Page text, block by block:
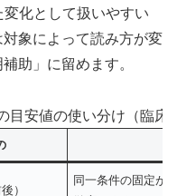
化として扱いやすい
象によって読み方が変
助」に留めます。
目安値の使い分け（臨床
）
同一条件の固定が